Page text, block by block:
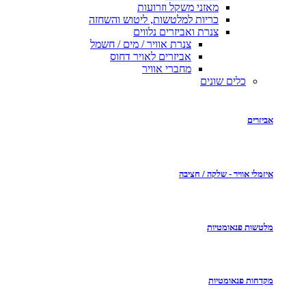
מאזני משקל וזרועות
כריות למלטשות, ליטוש והשחזה
צנרת ואביזרים נלווים
צנרת אוויר / מים / חשמל
אביזרים לאויר דחוס
- שלקה / חציבה